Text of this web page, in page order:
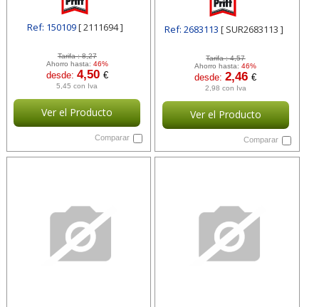
Ref: 150109[ 2111694 ]
Tarifa :8,27
Ahorro hasta: 46%
desde: 4,50 €
5,45 con Iva
Ver el Producto
Comparar
Ref: 2683113 [ SUR2683113 ]
Tarifa :4,57
Ahorro hasta:46%
desde:2,46€
2,98 con Iva
Ver el Producto
Comparar